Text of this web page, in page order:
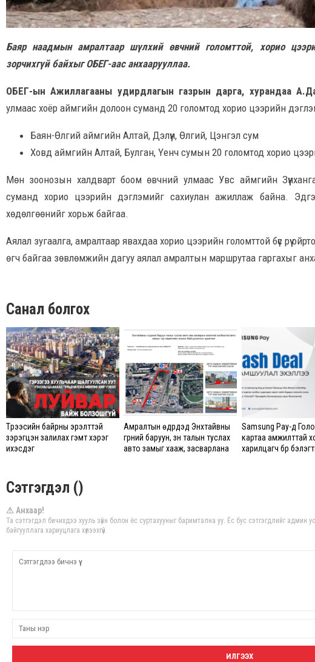
Баяр наадмын амралтаар шүлхий өвчний голомттой, хорио
зорчихгүй байхыг ОБЕГ-аас анхаарууллаа.
ОБЕГ-ын Ажиллагааны удирдлагын газрын дарга, хурандаа
улмаас хоёр аймгийн долоон суманд 20 голомтод хорио цээрийн
Баян-Өлгий аймгийн Алтай, Дэлүүн, Өлгий, Цэнгэл сум
Ховд аймгийн Алтай, Булган, Үенч сумын 20 голомтод хорио
Мөн зоонозын халдварт боом өвчний улмаас Увс аймгийн
суманд хорио цээрийн дэглэмийг сахиулан ажиллаж байна.
хөдөлгөөнийг хорьж байгаа.
Аялал зугаалга, амралтаар явахдаа хорио цээрийн голомттой бүс рүү
өгч байгаа зөвлөмжийн дагуу аялал амралтын маршрутаа гаргахыг
Санал болгох
Түрээсийн байрны эрэлттэй
зэрэгцэн залилах гэмт хэрэг
ихэсдэг
Амралтын өдрүүдэд Энхтайвны
гүүрний баруун, зүүн талын туслах
авто замыг хааж, засварлана
Samsung Pay-д
картаа амжилттай
харилцагч бүр
Сэтгэгдэл ()
⚠ Анхаар!
Та сэтгэгдэл бичихдээ хууль зүйн болон ёс суртахууныг баримтална уу. Ёс бус сэтгэгдлийг админ
байгууллага хариуцлага хүлээхгүй.